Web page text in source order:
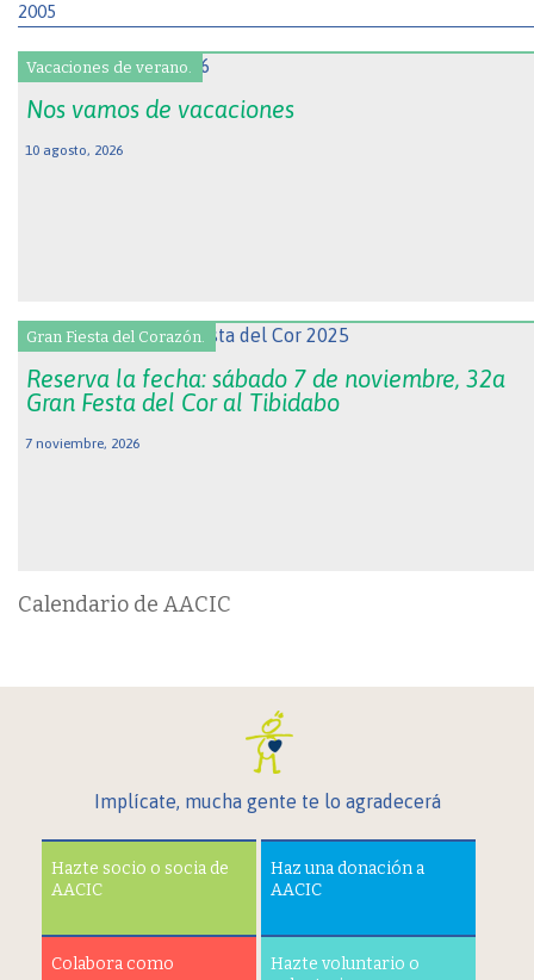
2005
Vacaciones de verano.
Nos vamos de vacaciones
10 agosto, 2026
Gran Fiesta del Corazón.
Reserva la fecha: sábado 7 de noviembre, 32a
Gran Festa del Cor al Tibidabo
7 noviembre, 2026
Calendario de AACIC
Implícate, mucha gente te lo agradecerá
Hazte socio o socia de
AACIC
Haz una donación a
AACIC
Colabora como
Hazte voluntario o